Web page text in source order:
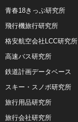
青春18きっぷ研究所
飛行機旅行研究所
格安航空会社LCC研究所
高速バス研究所
鉄道計画データベース
スキー・スノボ研究所
旅行用品研究所
旅行会社研究所